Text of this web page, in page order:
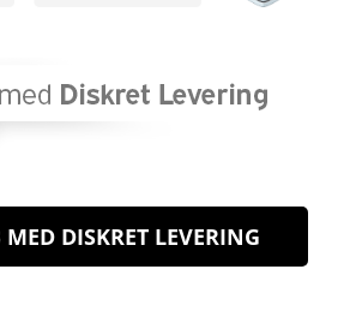
DISKRET LEVERING